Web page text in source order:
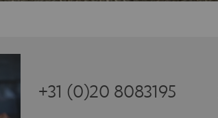
+31 (0)20 8083195